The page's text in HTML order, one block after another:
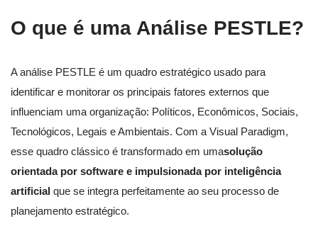
O que é uma Análise PESTLE?
A análise PESTLE é um quadro estratégico usado para
identificar e monitorar os principais fatores externos que
influenciam uma organização: Políticos, Econômicos, Sociais,
Tecnológicos, Legais e Ambientais. Com a Visual Paradigm,
esse quadro clássico é transformado em umasolução
orientada por software e impulsionada por inteligência
artificial que se integra perfeitamente ao seu processo de
planejamento estratégico.